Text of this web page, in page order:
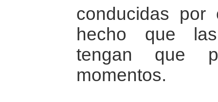
conducidas por
hecho que
tengan que
momentos.